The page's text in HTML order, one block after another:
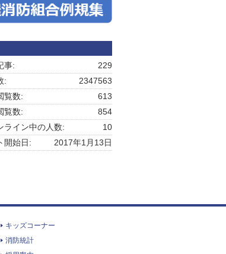
229
事:
2347563
:
613
覧数:
854
覧数:
10
ライン中の人数:
2017年1月13日
開始日:
キッズコーナー
消防統計